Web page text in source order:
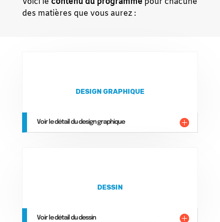
des matières que vous aurez :
DESIGN GRAPHIQUE
Voir le détail du design graphique
DESSIN
Voir le détail du dessin